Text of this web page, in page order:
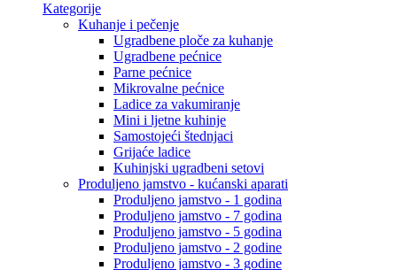
Kategorije
Kuhanje i pečenje
Ugradbene ploče za kuhanje
Ugradbene pećnice
Parne pećnice
Mikrovalne pećnice
Ladice za vakumiranje
Mini i ljetne kuhinje
Samostojeći štednjaci
Grijaće ladice
Kuhinjski ugradbeni setovi
Produljeno jamstvo - kućanski aparati
Produljeno jamstvo - 1 godina
Produljeno jamstvo - 7 godina
Produljeno jamstvo - 5 godina
Produljeno jamstvo - 2 godine
Produljeno jamstvo - 3 godine